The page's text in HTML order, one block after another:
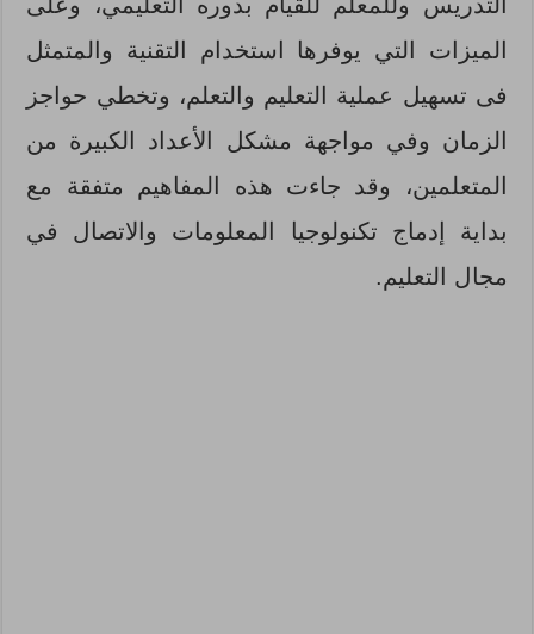
التدريس وللمعلم للقيام بدوره التعليمي، وعلى
الميزات التي يوفرها استخدام التقنية والمتمثل
فى تسهيل عملية التعليم والتعلم، وتخطي حواجز
الزمان وفي مواجهة مشكل الأعداد الكبيرة من
المتعلمين، وقد جاءت هذه المفاهيم متفقة مع
بداية إدماج تكنولوجيا المعلومات والاتصال في
مجال التعليم.